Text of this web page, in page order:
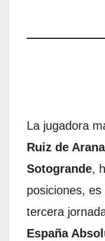
La jugadora
Ruiz de Arana
Sotogrande,
posiciones, es
tercera
España